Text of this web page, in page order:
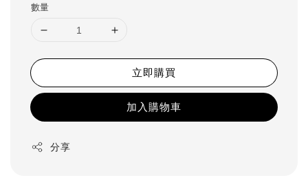
數量
立即購買
加入購物車
分享